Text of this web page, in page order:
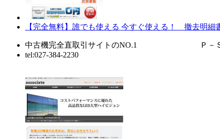
【完全無料】誰でも使える 今すぐ使える！ 撤去明
中古機完全直取引サイトのNO.1 Ｐ－ＳＥ
tel:027-384-2230